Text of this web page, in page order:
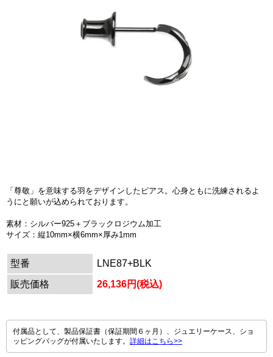
「尊敬」を意味する羽をデザインしたピアス。心身ともに洗練されるよ
うにと願いが込められております。
素材：シルバー925＋ブラックロジウム加工
サイズ：縦10mm×横6mm×厚み1mm
型番
LNE87+BLK
販売価格
26,136円(税込)
付属品として、製品保証書（保証期間６ヶ月）、ジュエリーケース、ショ
ッピングバッグが付属いたします。 詳細はこちら>>